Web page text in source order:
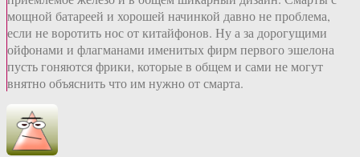
мощной батареей и хорошей начинкой давно не проблема,
если не воротить нос от китайфонов. Ну а за дорогущими
ойфонами и флагманами именитых фирм первого эшелона
пусть гоняются фрики, которые в общем и сами не могут
внятно объяснить что им нужно от смарта.